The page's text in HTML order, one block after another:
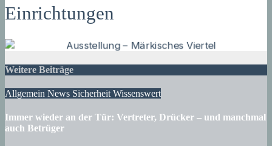
Einrichtungen
Weitere Beiträge
Allgemein News Sicherheit Wissenswert
Immer wieder an der Tür: Vertreter, Drücker – und manchmal
auch Betrüger